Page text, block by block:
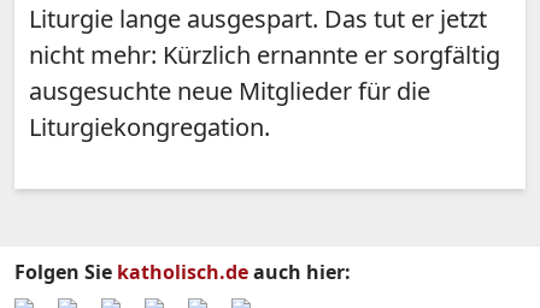
Liturgie lange ausgespart. Das tut er jetzt
nicht mehr: Kürzlich ernannte er sorgfältig
ausgesuchte neue Mitglieder für die
Liturgiekongregation.
Folgen Sie katholisch.deauch hier: